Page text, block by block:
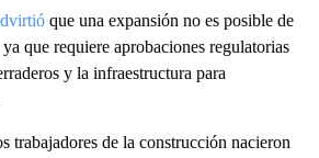
que una expansión no es posible de
que requiere aprobaciones regulatorias
y la infraestructura para
trabajadores de la construcción nacieron